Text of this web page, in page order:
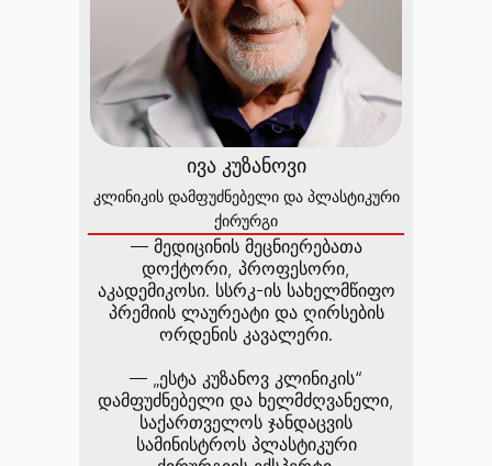
ივა კუზანოვი
კლინიკის დამფუძნებელი და პლასტიკური
ქირურგი
— მედიცინის მეცნიერებათა
დოქტორი, პროფესორი,
აკადემიკოსი. სსრკ-ის სახელმწიფო
პრემიის ლაურეატი და ღირსების
ორდენის კავალერი.
— „ესტა კუზანოვ კლინიკის“
დამფუძნებელი და ხელმძღვანელი,
საქართველოს ჯანდაცვის
სამინისტროს პლასტიკური